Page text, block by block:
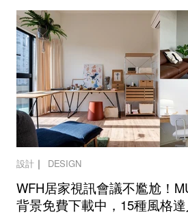
設計｜ DESIGN
WFH居家視訊會議不尷尬！
背景免費下載中，15種風格